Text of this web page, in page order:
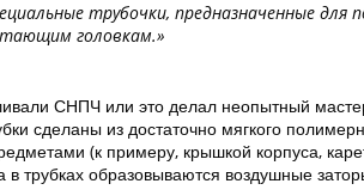
трубочки, предназначенные для
головкам.»
СНПЧ или это делал неопытный
сделаны из достаточно мягкого
(к примеру, крышкой корпуса,
в трубках образовываются воздушные